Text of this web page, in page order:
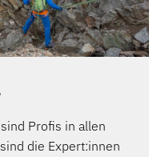
Profis in allen
die Expert:innen